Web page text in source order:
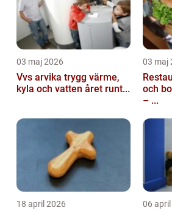
03 maj 2026
Vvs arvika trygg värme,
kyla och vatten året runt...
03 maj
och
– ...
18 april 2026 06